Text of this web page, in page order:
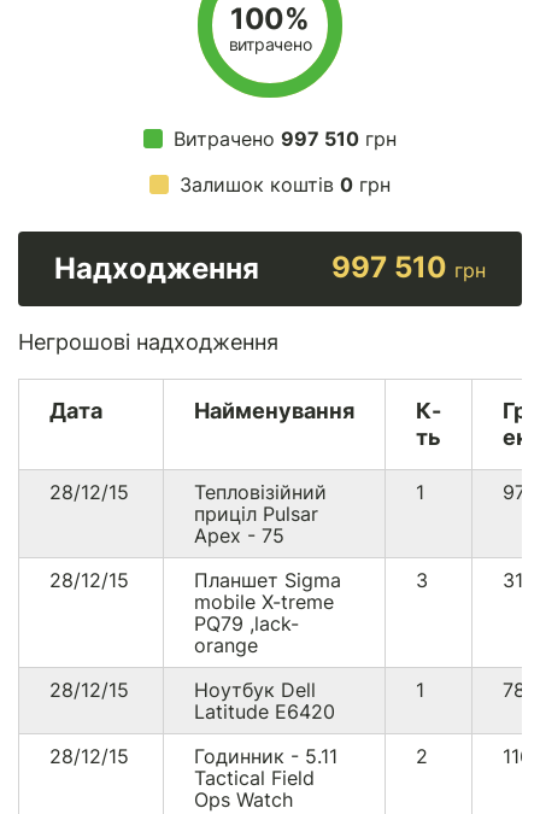
100%
витрачено
Витрачено 997 510 грн
Залишок коштів 0 грн
Надходження 997 510 грн
Негрошові надходження
Дата Найменування
К-
ть
28/12/15
Тепловізійний
приціл Pulsar
Apex - 75
1
28/12/15
Планшет Sigma
mobile X-treme
PQ79 ,lack-
orange
3
28/12/15
Ноутбук Dell
Latitude E6420
1
28/12/15
Годинник - 5.11
Tactical Field
Ops Watch
2